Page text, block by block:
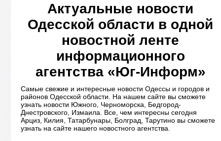
Актуальные новости
Одесской области в одной
новостной ленте
информационного
агентства «Юг-Информ»
Самые свежие и интересные новости Одессы и городов и
районов Одесской области. На нашем сайте вы сможете
узнать новости Южного, Черноморска, Бедгород-
Днестровского, Измаила. Все, чем интересны сегодня
Арциз, Килия, Татарбунары, Болград, Тарутино вы сможете
узнать на сайте нашего новостного агентства.